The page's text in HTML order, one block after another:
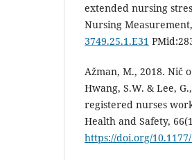
extended nursing
Nursing
3749.25.1.E31
Ažman, M., 2018. Nič
Hwang, S.W. & Lee,
registered nurses
Health and Safety,
https://doi.org/